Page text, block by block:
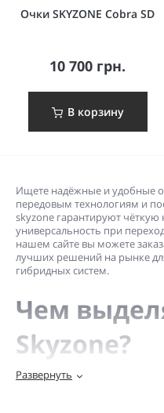
Очки SKYZONE Cobra SD
10 700 грн.
В корзину
Ищете надёжные и удобные
передовым технологиям и
skyzone гарантируют
универсальность при
нашем сайте вы можете
лучших решений на рынке
гибридных систем.
Чем
Skyzone?
1.
Развернуть